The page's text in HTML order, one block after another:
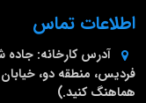
اطلاعات تماس
آدرس کارخانه: جاده
هماهنگ کنید.)